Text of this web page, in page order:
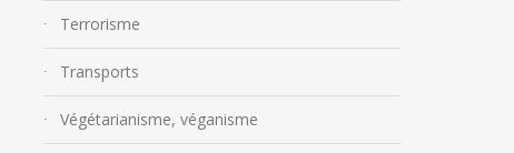
Terrorisme
Transports
Végétarianisme, véganisme